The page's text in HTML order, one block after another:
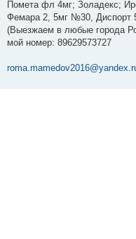
е
Помета фл 4мг; Золадекс;
Фемара 2, 5мг №30, Диспорт
(Выезжаем в любые города
мой номер: ‪89629573727‬